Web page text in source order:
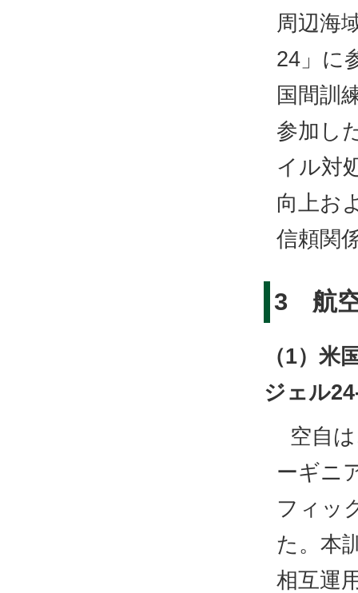
周辺海
24」に
国間訓
参加し
イル対
向上お
信頼関
3 航
（1）米
ジェル
空自
ーギニ
フィッ
た。本
相互運